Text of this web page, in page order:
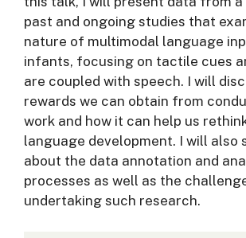
past and ongoing studies that
nature of multimodal language
infants, focusing on tactile cues
are coupled with speech. I will
rewards we can obtain from
work and how it can help us
language development. I will also
about the data annotation and
processes as well as the
undertaking such research.